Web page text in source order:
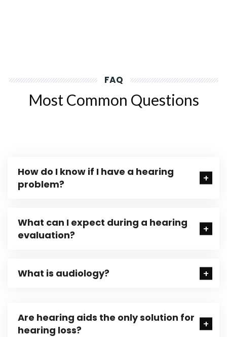
FAQ
Most Common Questions
How do I know if I have a hearing
problem?
What can I expect during a hearing
evaluation?
What is audiology?
Are hearing aids the only solution for
hearing loss?